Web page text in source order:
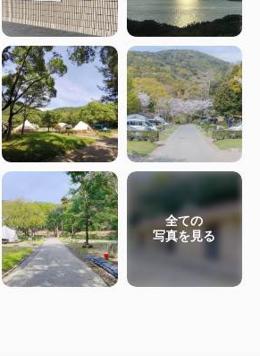
全ての
写真を見る